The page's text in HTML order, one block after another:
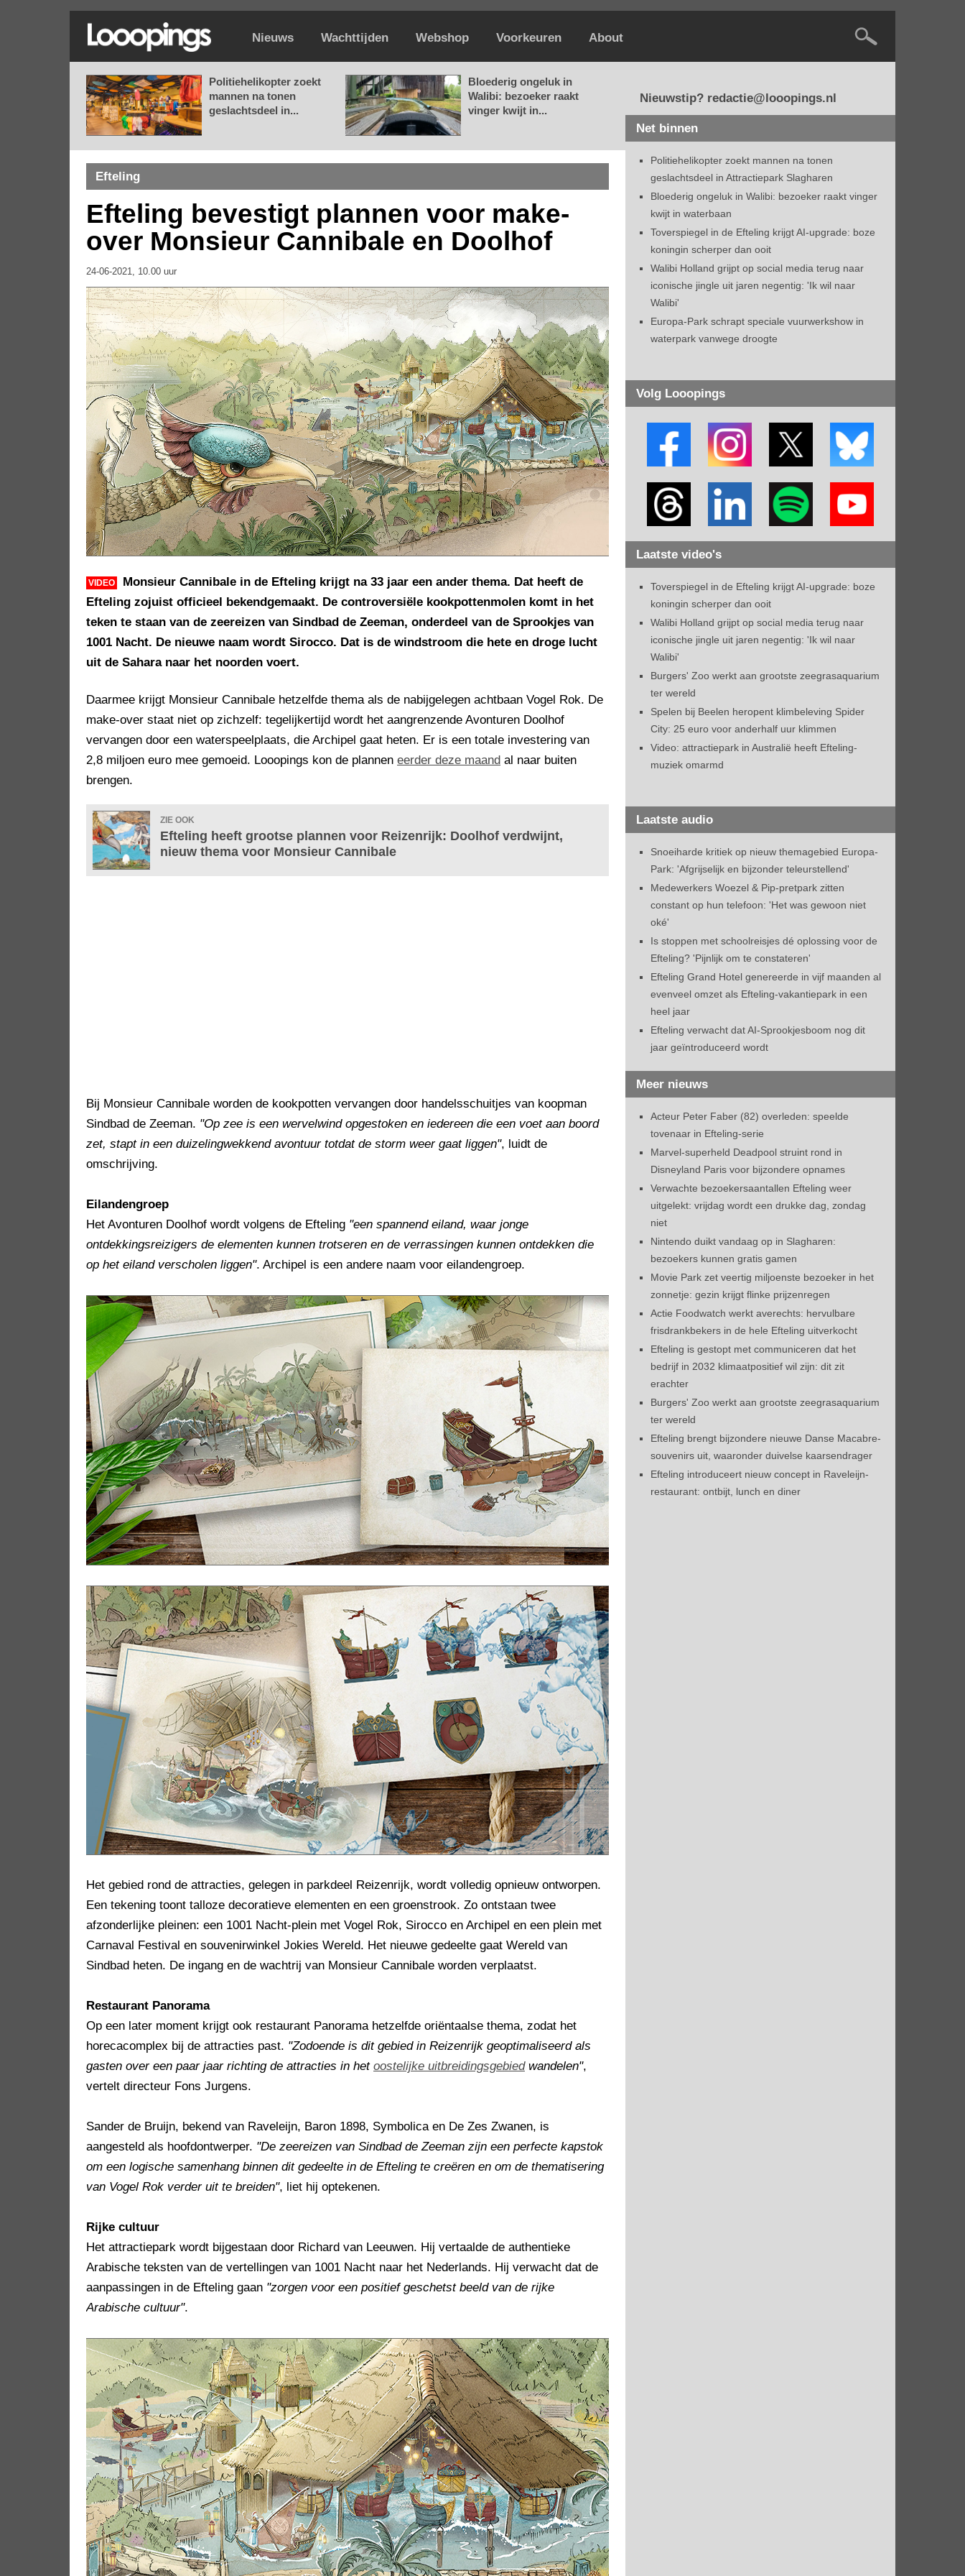
Nieuws Wachttijden Webshop Voorkeuren About
Politiehelikopter zoekt
mannen na tonen
geslachtsdeel in...
Bloederig ongeluk in
Walibi: bezoeker raakt
vinger kwijt in...
Efteling
Efteling bevestigt plannen voor make-
over Monsieur Cannibale en Doolhof
24-06-2021, 10.00 uur
VIDEO
Monsieur Cannibale in de Efteling krijgt na 33 jaar een ander thema. Dat heeft de
Efteling zojuist officieel bekendgemaakt. De controversiële kookpottenmolen komt in het
teken te staan van de zeereizen van Sindbad de Zeeman, onderdeel van de Sprookjes van
1001 Nacht. De nieuwe naam wordt Sirocco. Dat is de windstroom die hete en droge lucht
uit de Sahara naar het noorden voert.
Daarmee krijgt Monsieur Cannibale hetzelfde thema als de nabijgelegen achtbaan Vogel Rok. De
make-over staat niet op zichzelf: tegelijkertijd wordt het aangrenzende Avonturen Doolhof
vervangen door een waterspeelplaats, die Archipel gaat heten. Er is een totale investering van
2,8 miljoen euro mee gemoeid. Looopings kon de plannen eerder deze maand al naar buiten
brengen.
ZIE OOK
Efteling heeft grootse plannen voor Reizenrijk: Doolhof verdwijnt,
nieuw thema voor Monsieur Cannibale
Bij Monsieur Cannibale worden de kookpotten vervangen door handelsschuitjes van koopman
Sindbad de Zeeman. "Op zee is een wervelwind opgestoken en iedereen die een voet aan boord
zet, stapt in een duizelingwekkend avontuur totdat de storm weer gaat liggen", luidt de
omschrijving.
Eilandengroep
Het Avonturen Doolhof wordt volgens de Efteling "een spannend eiland, waar jonge
ontdekkingsreizigers de elementen kunnen trotseren en de verrassingen kunnen ontdekken die
op het eiland verscholen liggen". Archipel is een andere naam voor eilandengroep.
Het gebied rond de attracties, gelegen in parkdeel Reizenrijk, wordt volledig opnieuw ontworpen.
Een tekening toont talloze decoratieve elementen en een groenstrook. Zo ontstaan twee
afzonderlijke pleinen: een 1001 Nacht-plein met Vogel Rok, Sirocco en Archipel en een plein met
Carnaval Festival en souvenirwinkel Jokies Wereld. Het nieuwe gedeelte gaat Wereld van
Sindbad heten. De ingang en de wachtrij van Monsieur Cannibale worden verplaatst.
Restaurant Panorama
Op een later moment krijgt ook restaurant Panorama hetzelfde oriëntaalse thema, zodat het
horecacomplex bij de attracties past. "Zodoende is dit gebied in Reizenrijk geoptimaliseerd als
gasten over een paar jaar richting de attracties in het oostelijke uitbreidingsgebiedwandelen",
vertelt directeur Fons Jurgens.
Sander de Bruijn, bekend van Raveleijn, Baron 1898, Symbolica en De Zes Zwanen, is
aangesteld als hoofdontwerper. "De zeereizen van Sindbad de Zeeman zijn een perfecte kapstok
om een logische samenhang binnen dit gedeelte in de Efteling te creëren en om de thematisering
van Vogel Rok verder uit te breiden", liet hij optekenen.
Rijke cultuur
Het attractiepark wordt bijgestaan door Richard van Leeuwen. Hij vertaalde de authentieke
Arabische teksten van de vertellingen van 1001 Nacht naar het Nederlands. Hij verwacht dat de
aanpassingen in de Efteling gaan "zorgen voor een positief geschetst beeld van de rijke
Arabische cultuur".
Nieuwstip? redactie@looopings.nl
Net binnen
Politiehelikopter zoekt mannen na tonen
geslachtsdeel in Attractiepark Slagharen
Bloederig ongeluk in Walibi: bezoeker raakt vinger
kwijt in waterbaan
Toverspiegel in de Efteling krijgt AI-upgrade: boze
koningin scherper dan ooit
Walibi Holland grijpt op social media terug naar
iconische jingle uit jaren negentig: 'Ik wil naar
Walibi'
Europa-Park schrapt speciale vuurwerkshow in
waterpark vanwege droogte
Volg Looopings
Laatste video's
Toverspiegel in de Efteling krijgt AI-upgrade: boze
koningin scherper dan ooit
Walibi Holland grijpt op social media terug naar
iconische jingle uit jaren negentig: 'Ik wil naar
Walibi'
Burgers' Zoo werkt aan grootste zeegrasaquarium
ter wereld
Spelen bij Beelen heropent klimbeleving Spider
City: 25 euro voor anderhalf uur klimmen
Video: attractiepark in Australië heeft Efteling-
muziek omarmd
Laatste audio
Snoeiharde kritiek op nieuw themagebied Europa-
Park: 'Afgrijselijk en bijzonder teleurstellend'
Medewerkers Woezel & Pip-pretpark zitten
constant op hun telefoon: 'Het was gewoon niet
oké'
Is stoppen met schoolreisjes dé oplossing voor de
Efteling? 'Pijnlijk om te constateren'
Efteling Grand Hotel genereerde in vijf maanden al
evenveel omzet als Efteling-vakantiepark in een
heel jaar
Efteling verwacht dat AI-Sprookjesboom nog dit
jaar geïntroduceerd wordt
Meer nieuws
Acteur Peter Faber (82) overleden: speelde
tovenaar in Efteling-serie
Marvel-superheld Deadpool struint rond in
Disneyland Paris voor bijzondere opnames
Verwachte bezoekersaantallen Efteling weer
uitgelekt: vrijdag wordt een drukke dag, zondag
niet
Nintendo duikt vandaag op in Slagharen:
bezoekers kunnen gratis gamen
Movie Park zet veertig miljoenste bezoeker in het
zonnetje: gezin krijgt flinke prijzenregen
Actie Foodwatch werkt averechts: hervulbare
frisdrankbekers in de hele Efteling uitverkocht
Efteling is gestopt met communiceren dat het
bedrijf in 2032 klimaatpositief wil zijn: dit zit
erachter
Burgers' Zoo werkt aan grootste zeegrasaquarium
ter wereld
Efteling brengt bijzondere nieuwe Danse Macabre-
souvenirs uit, waaronder duivelse kaarsendrager
Efteling introduceert nieuw concept in Raveleijn-
restaurant: ontbijt, lunch en diner